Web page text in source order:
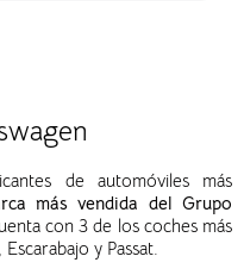
de automóviles más
más vendida del Grupo
con 3 de los coches más
y Passat.